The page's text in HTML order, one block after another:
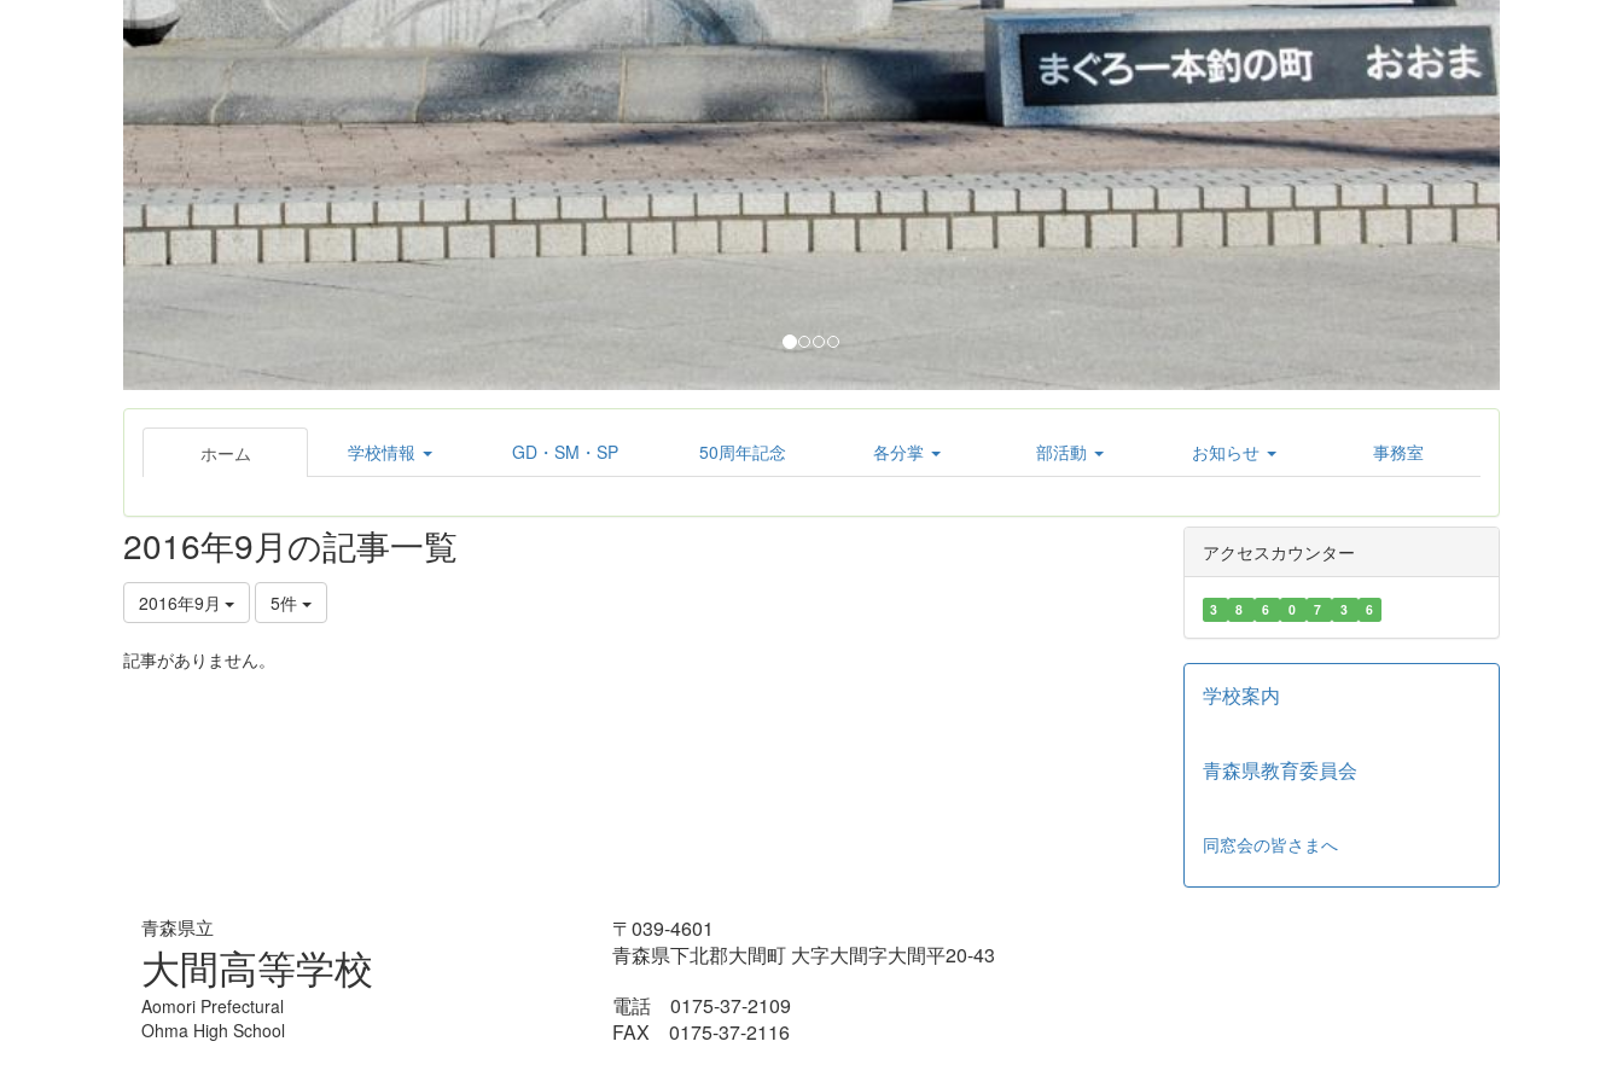
ホーム 学校情報 GD・SM・SP 50周年記念 各分掌 部活動 お知らせ 事務室
2016年9月の記事一覧
2016年9月 5件
記事がありません。
アクセスカウンター
3 8 6 0 7 3 6
学校案内
青森県教育委員会
同窓会の皆さまへ
青森県立
大間高等学校
Aomori Prefectural
Ohma High School
〒039-4601
青森県下北郡大間町 大字大間字大間平20-43
電話 0175-37-2109
FAX 0175-37-2116